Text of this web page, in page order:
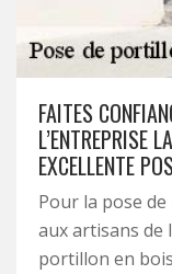
FAITES
L’ENTREPRISE
EXCELLENTE
Pour la pose
aux artisans de
portillon en